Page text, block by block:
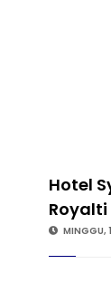
Hotel
MINGGU,